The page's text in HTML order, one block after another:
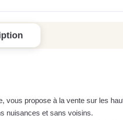
vous propose à la vente sur les
nuisances et sans voisins.